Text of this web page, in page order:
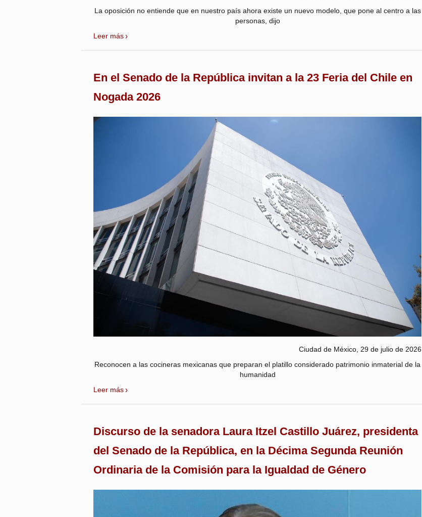
La oposición no entiende que en nuestro país ahora existe un nuevo modelo, que pone al centro a las
personas, dijo
Leer más
En el Senado de la República invitan a la 23 Feria del Chile en
Nogada 2026
Ciudad de México, 29 de julio de 2026
Reconocen a las cocineras mexicanas que preparan el platillo considerado patrimonio inmaterial de la
humanidad
Leer más
Discurso de la senadora Laura Itzel Castillo Juárez, presidenta
del Senado de la República, en la Décima Segunda Reunión
Ordinaria de la Comisión para la Igualdad de Género